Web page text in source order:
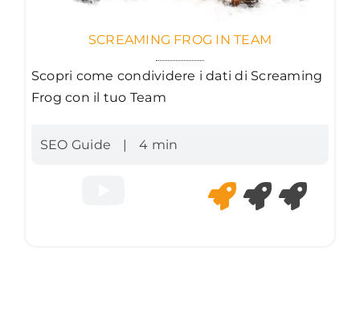
SCREAMING FROG IN TEAM
Scopri come condividere i dati di Screaming
Frog con il tuo Team
SEO Guide 4 min